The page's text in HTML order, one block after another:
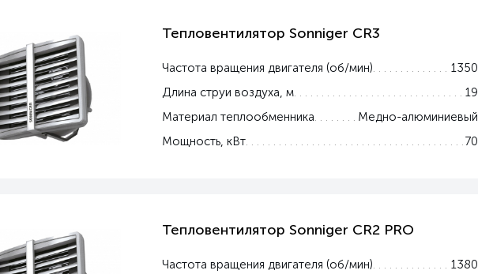
Тепловентилятор Sonniger CR3
Частота вращения двигателя (об/мин)
1350
Длина струи воздуха, м
19
Материал теплообменника
Медно-алюминиевый
Мощность, кВт
70
Тепловентилятор Sonniger CR2 PRO
Частота вращения двигателя (об/мин)
1380